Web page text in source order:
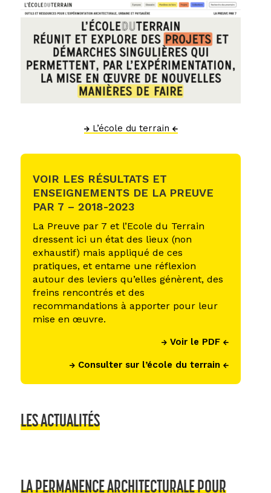
L’école du terrain
VOIR LES RÉSULTATS ET
ENSEIGNEMENTS DE LA PREUVE
PAR 7 – 2018-2023
La Preuve par 7 et l’Ecole du Terrain
dressent ici un état des lieux (non
exhaustif) mais appliqué de ces
pratiques, et entame une réflexion
autour des leviers qu’elles génèrent, des
freins rencontrés et des
recommandations à apporter pour leur
mise en œuvre.
Voir le PDF
Consulter sur l’école du terrain
LES ACTUALITÉS
LA PERMANENCE ARCHITECTURALE POUR